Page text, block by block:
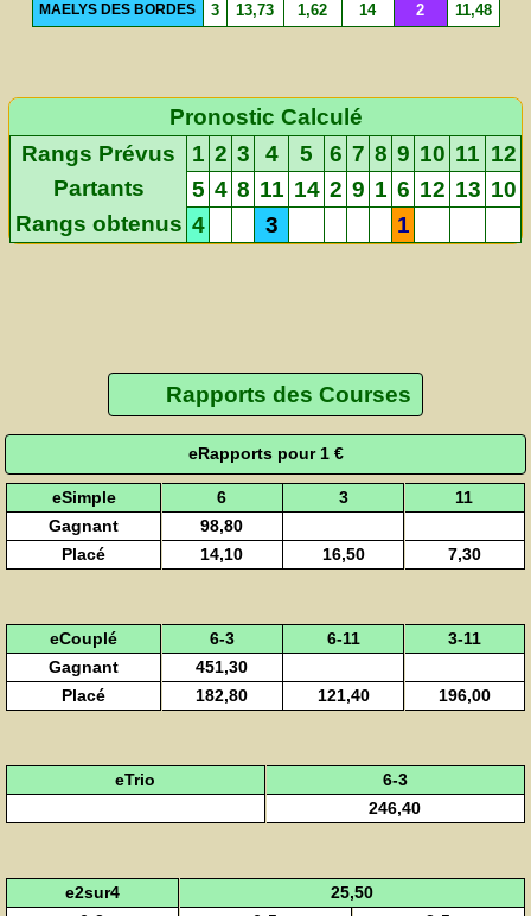
MAELYS DES BORDES 3 13,73 1,62 14 2 11,48
Pronostic Calculé
Rangs Prévus
1 2 3 4 5 6 7 8 9 10 11 12
Partants
5 4 8 11 14 2 9 1 6 12 13 10
Rangs obtenus 4 3 1
Rapports des Courses
eRapports pour 1 €
eSimple 6 3
11
Gagnant
98,80
Placé
14,10 16,50 7,30
eCouplé 6-3 6-11
3-11
Gagnant
451,30
Placé
182,80 121,40 196,00
eTrio
6-3
246,40
e2sur4
25,50